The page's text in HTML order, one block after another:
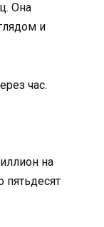
Она
и
час.
на
пятьдесят